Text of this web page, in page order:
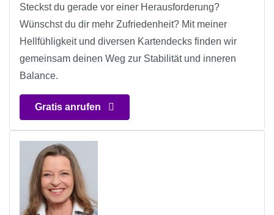
Steckst du gerade vor einer Herausforderung?
Wünschst du dir mehr Zufriedenheit? Mit meiner
Hellfühligkeit und diversen Kartendecks finden wir
gemeinsam deinen Weg zur Stabilität und inneren
Balance.
Gratis anrufen